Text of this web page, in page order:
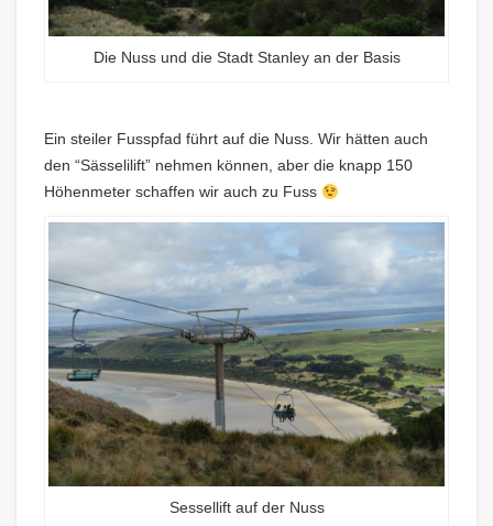
Die Nuss und die Stadt Stanley an der Basis
Ein steiler Fusspfad führt auf die Nuss. Wir hätten auch
den “Sässelilift” nehmen können, aber die knapp 150
Höhenmeter schaffen wir auch zu Fuss
Sessellift auf der Nuss